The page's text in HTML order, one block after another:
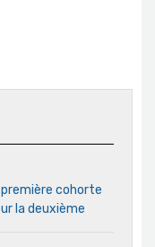
première cohorte
la deuxième